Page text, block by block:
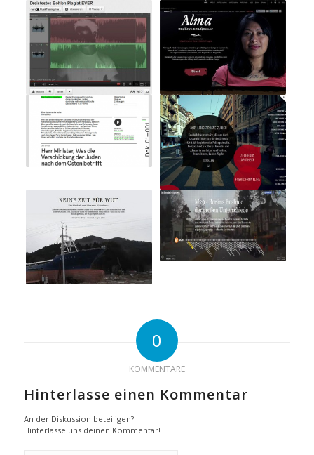
0
KOMMENTARE
Hinterlasse einen Kommentar
An der Diskussion beteiligen?
Hinterlasse uns deinen Kommentar!